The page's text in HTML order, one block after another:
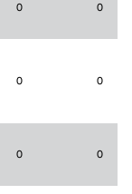
0 0
0 0
0 0